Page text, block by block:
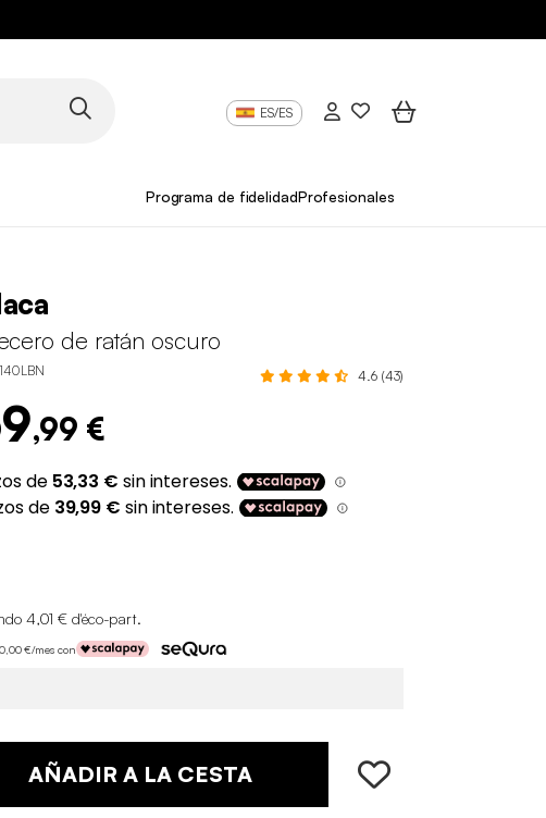
ES/ES
Programa de fidelidadProfesionales
de ratán oscuro
4.6 (43)
,99 €
4,01 € d'éco-part.
€/mes con
AÑADIR A LA CESTA